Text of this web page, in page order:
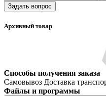
Задать вопрос
Архивный товар
Способы получения заказа
Самовывоз Доставка
Файлы и программы